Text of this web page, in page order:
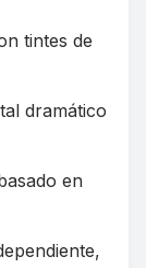
tintes de
dramático
en